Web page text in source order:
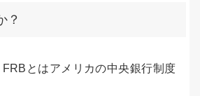
？
FRBとはアメリカの中央銀行制度